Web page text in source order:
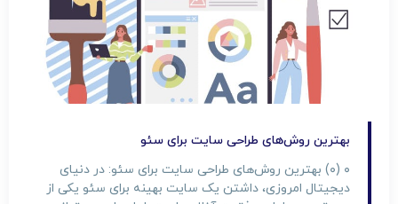
بهترین روش‌های طراحی سایت برای سئو
۰ (۰) بهترین روش‌های طراحی سایت برای سئو: در دنیای
دیجیتال امروزی، داشتن یک سایت بهینه برای سئو یکی از